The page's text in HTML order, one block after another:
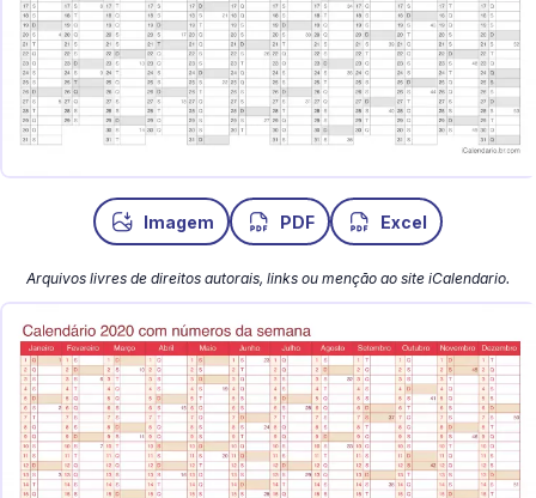
Imagem PDF Excel
Arquivos livres de direitos autorais, links ou menção ao site iCalendario.